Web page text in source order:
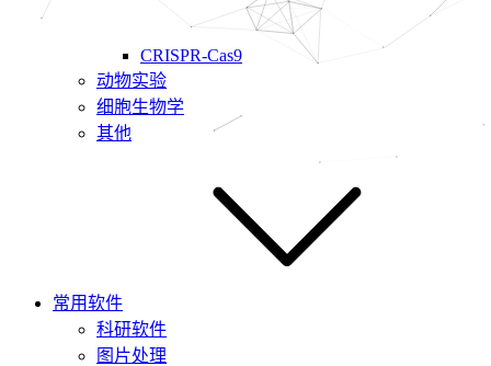
CRISPR-Cas9
动物实验
细胞生物学
其他
常用软件
科研软件
图片处理